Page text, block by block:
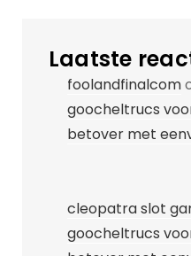
Laatste
foolandfinalcom
goocheltrucs
betover met
cleopatra slot
goocheltrucs